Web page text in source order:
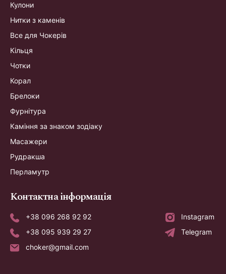
Кулони
Нитки з каменів
Все для Чокерів
Кільця
Чотки
Корал
Брелоки
Фурнітура
Каміння за знаком зодіаку
Масажери
Рудракша
Перламутр
Контактна інформація
+38 096 268 92 92
Instagram
+38 095 939 29 27
Telegram
choker@gmail.com